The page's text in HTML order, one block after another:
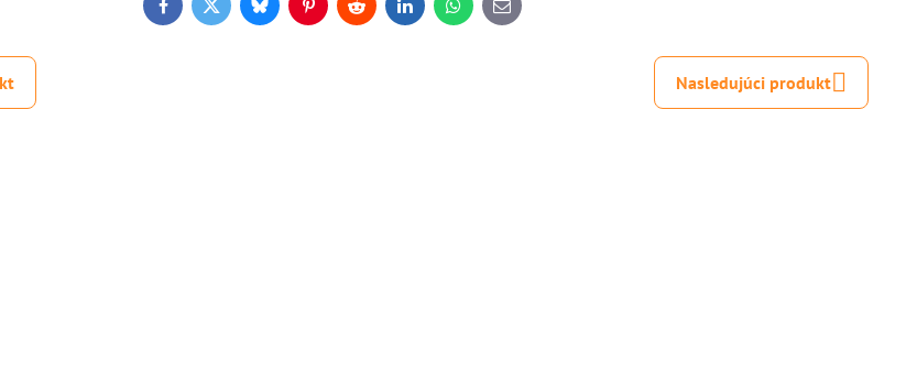
FacebookTwitterBlueskyPinterestRedditLinkedInWhatsApp
E-
mail
Nasledujúci produkt